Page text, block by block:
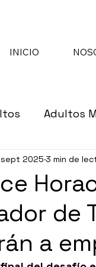
INICIO
Adultos
Dependencias de
de
a
2025 3 min de